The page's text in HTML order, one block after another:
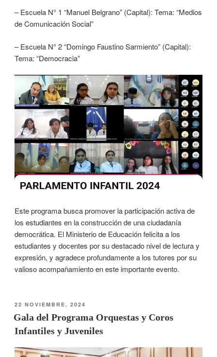
– Escuela N° 1 “Manuel Belgrano” (Capital): Tema: “Medios
de Comunicación Social”
– Escuela N° 2 “Domingo Faustino Sarmiento” (Capital):
Tema: “Democracia”
Este programa busca promover la participación activa de
los estudiantes en la construcción de una ciudadanía
democrática. El Ministerio de Educación felicita a los
estudiantes y docentes por su destacado nivel de lectura y
expresión, y agradece profundamente a los tutores por su
valioso acompañamiento en este importante evento.
22 NOVIEMBRE, 2024
Gala del Programa Orquestas y Coros
Infantiles y Juveniles